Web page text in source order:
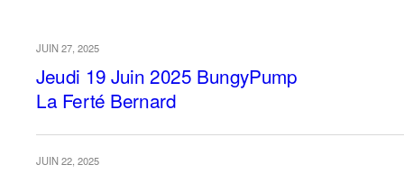
JUIN 27, 2025
Jeudi 19 Juin 2025 BungyPump
La Ferté Bernard
JUIN 22, 2025